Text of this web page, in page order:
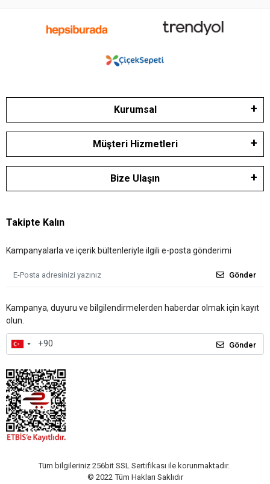
Kurumsal
Müşteri Hizmetleri
Bize Ulaşın
Takipte Kalın
Kampanyalarla ve içerik bültenleriyle ilgili e-posta gönderimi
Gönder
Kampanya, duyuru ve bilgilendirmelerden haberdar olmak için kayıt
olun.
Gönder
Tüm bilgileriniz 256bit SSL Sertifikası ile korunmaktadır.
© 2022 Tüm Hakları Saklıdır